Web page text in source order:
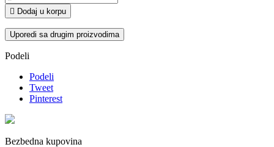
 Dodaj u korpu
Uporedi sa drugim proizvodima
Podeli
Podeli
Tweet
Pinterest
Bezbedna kupovina